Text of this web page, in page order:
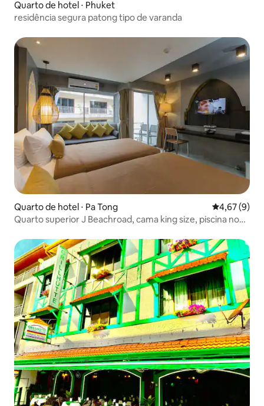
Quarto de hotel ⋅ Phuket
residência segura patong tipo de varanda
Quarto de hotel ⋅ Pa Tong 4,67 de uma
4,67 (9)
Quarto superior J Beachroad, cama king size, piscina no